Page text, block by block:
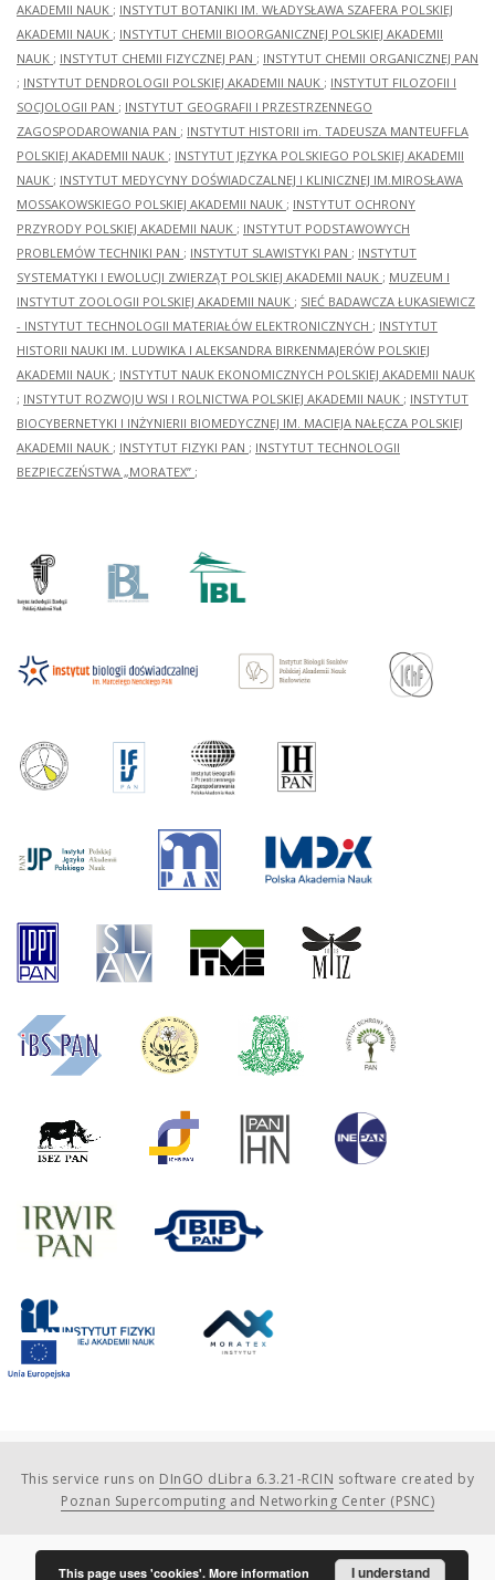
AKADEMII NAUK ; INSTYTUT BOTANIKI IM. WŁADYSŁAWA SZAFERA POLSKIEJ
AKADEMII NAUK ; INSTYTUT CHEMII BIOORGANICZNEJ POLSKIEJ AKADEMII
NAUK ; INSTYTUT CHEMII FIZYCZNEJ PAN ; INSTYTUT CHEMII ORGANICZNEJ PAN
; INSTYTUT DENDROLOGII POLSKIEJ AKADEMII NAUK ; INSTYTUT FILOZOFII I
SOCJOLOGII PAN ; INSTYTUT GEOGRAFII I PRZESTRZENNEGO
ZAGOSPODAROWANIA PAN ; INSTYTUT HISTORII im. TADEUSZA MANTEUFFLA
POLSKIEJ AKADEMII NAUK ; INSTYTUT JĘZYKA POLSKIEGO POLSKIEJ AKADEMII
NAUK ; INSTYTUT MEDYCYNY DOŚWIADCZALNEJ I KLINICZNEJ IM.MIROSŁAWA
MOSSAKOWSKIEGO POLSKIEJ AKADEMII NAUK ; INSTYTUT OCHRONY
PRZYRODY POLSKIEJ AKADEMII NAUK ; INSTYTUT PODSTAWOWYCH
PROBLEMÓW TECHNIKI PAN ; INSTYTUT SLAWISTYKI PAN ; INSTYTUT
SYSTEMATYKI I EWOLUCJI ZWIERZĄT POLSKIEJ AKADEMII NAUK ; MUZEUM I
INSTYTUT ZOOLOGII POLSKIEJ AKADEMII NAUK ; SIEĆ BADAWCZA ŁUKASIEWICZ
- INSTYTUT TECHNOLOGII MATERIAŁÓW ELEKTRONICZNYCH ; INSTYTUT
HISTORII NAUKI IM. LUDWIKA I ALEKSANDRA BIRKENMAJERÓW POLSKIEJ
AKADEMII NAUK ; INSTYTUT NAUK EKONOMICZNYCH POLSKIEJ AKADEMII NAUK
; INSTYTUT ROZWOJU WSI I ROLNICTWA POLSKIEJ AKADEMII NAUK ; INSTYTUT
BIOCYBERNETYKI I INŻYNIERII BIOMEDYCZNEJ IM. MACIEJA NAŁĘCZA POLSKIEJ
AKADEMII NAUK ; INSTYTUT FIZYKI PAN ; INSTYTUT TECHNOLOGII
BEZPIECZEŃSTWA „MORATEX” ;
This service runs on DInGO dLibra 6.3.21-RCIN software created by
Poznan Supercomputing and Networking Center (PSNC)
This page uses 'cookies'. More information I understand